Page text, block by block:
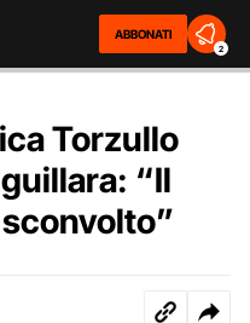
ABBONATI
2
Torzullo
“Il